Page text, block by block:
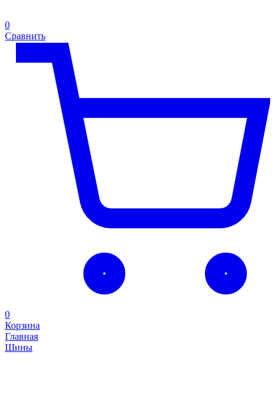
0
Сравнить
0
Корзина
Главная
Шины